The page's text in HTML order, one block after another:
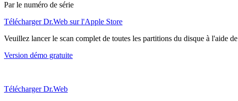
Par le numéro de série
Télécharger Dr.Web sur l'Apple Store
Veuillez lancer le scan complet de toutes les partitions du disque à l'aide de
Version démo gratuite
Télécharger Dr.Web